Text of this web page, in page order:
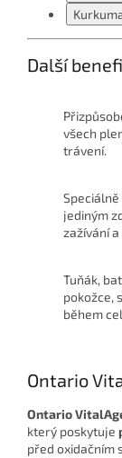
Další
všech
trávení.
jediným
zažívání
Tuňák,
pokožce,
během
Ontario
Ontario
který poskytuje
před oxidačním